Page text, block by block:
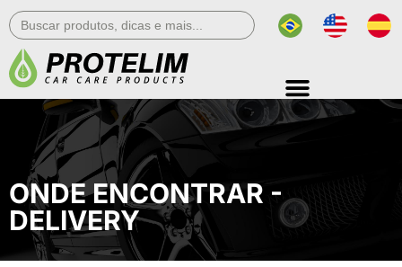
Search
for:
ONDE ENCONTRAR -
DELIVERY